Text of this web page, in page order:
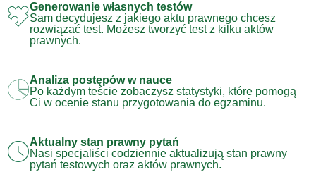
Generowanie własnych testów
Sam decydujesz z jakiego aktu prawnego chcesz
rozwiązać test. Możesz tworzyć test z kilku aktów
prawnych.
Analiza postępów w nauce
Po każdym teście zobaczysz statystyki, które pomogą
Ci w ocenie stanu przygotowania do egzaminu.
Aktualny stan prawny pytań
Nasi specjaliści codziennie aktualizują stan prawny
pytań testowych oraz aktów prawnych.